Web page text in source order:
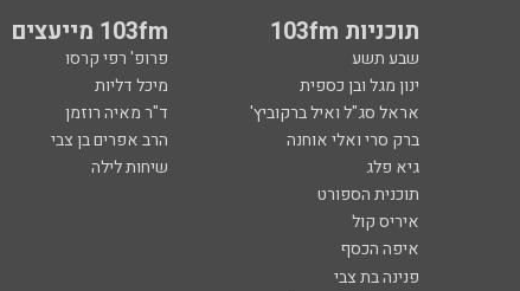
תוכניות 103fm 103fm מייעצים
שבע תשע פרופ' רפי קרסו
ינון מגל ובן כספית
מיכל דליות
אראל סג"ל ואיל ברקוביץ'
ד"ר מאיה רוזמן
ברק סרי ואלי אוחנה
הרב אפרים בן צבי
גיא פלג
שיחות לילה
תוכנית הספורט
איריס קול
איפה הכסף
פנינה בת צבי